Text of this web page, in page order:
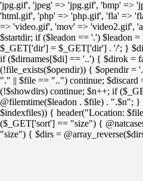
'jpg.gif', 'jpeg' => 'jpg.gif', 'bmp' =>
'html.gif', 'php' => 'php.gif', 'fla' =>
=> 'video.gif', 'mov' => 'video2.gif',
$startdir; if ($leadon == '.') $leadon
$_GET['dir'] = $_GET['dir'] . '/'; }
if ($dirnames[$di] == '..') { $dirok =
(!file_exists($opendir)) { $opendir =
"." || $file == "..") continue;
(!$showdirs) continue; $n++; if
@filemtime($leadon . $file) . ".$n";
$indexfiles)) { header("Location:
($_GET['sort'] == "size") {
"size") { $dirs =